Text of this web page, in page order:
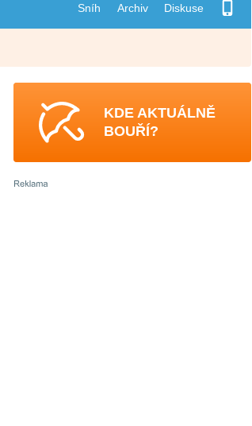
Sníh Archiv Diskuse
KDE AKTUÁLNĚ
BOUŘÍ?